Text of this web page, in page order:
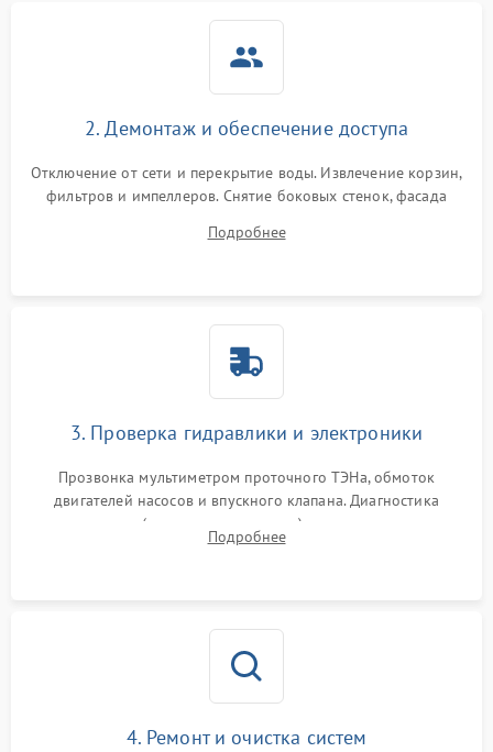
2. Демонтаж и обеспечение доступа
Отключение от сети и перекрытие воды. Извлечение корзин,
фильтров и импеллеров. Снятие боковых стенок, фасада
циркуляционному насосу, ТЭНу и сливной помпе.
Подробнее
3. Проверка гидравлики и электроники
Прозвонка мультиметром проточного ТЭНа, обмоток
двигателей насосов и впускного клапана. Диагностика
прессостата (датчика уровня воды), датчика мутности,
концевика дверцы и электронного модуля управления.
Подробнее
4. Ремонт и очистка систем